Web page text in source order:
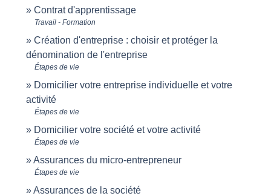
Contrat d'apprentissage
Travail - Formation
Création d'entreprise : choisir et protéger la
dénomination de l'entreprise
Étapes de vie
Domicilier votre entreprise individuelle et votre
activité
Étapes de vie
Domicilier votre société et votre activité
Étapes de vie
Assurances du micro-entrepreneur
Étapes de vie
Assurances de la société